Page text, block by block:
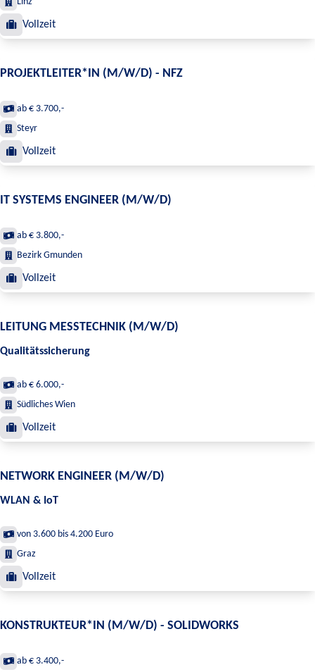
Vollzeit
PROJEKTLEITER*IN (M/W/D) - NFZ
ab € 3.700,-
Steyr
Vollzeit
IT SYSTEMS ENGINEER (M/W/D)
ab € 3.800,-
Bezirk Gmunden
Vollzeit
LEITUNG MESSTECHNIK (M/W/D)
Qualitätssicherung
ab € 6.000,-
Südliches Wien
Vollzeit
NETWORK ENGINEER (M/W/D)
WLAN & IoT
von 3.600 bis 4.200 Euro
Graz
Vollzeit
KONSTRUKTEUR*IN (M/W/D) - SOLIDWORKS
ab € 3.400,-